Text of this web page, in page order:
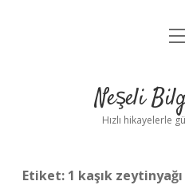
Yasal
Neşeli
Hızlı hikayelerle
Etiket: 1 kaşık